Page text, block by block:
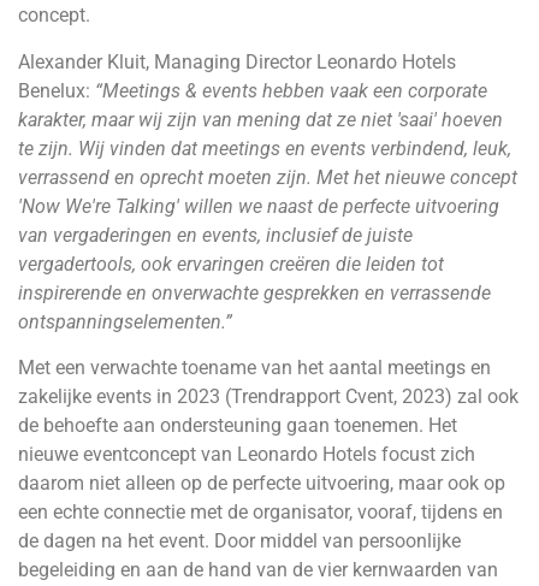
concept.
Alexander Kluit, Managing Director Leonardo Hotels
Benelux: “Meetings & events hebben vaak een corporate
karakter, maar wij zijn van mening dat ze niet 'saai' hoeven
te zijn. Wij vinden dat meetings en events verbindend, leuk,
verrassend en oprecht moeten zijn. Met het nieuwe concept
'Now We're Talking' willen we naast de perfecte uitvoering
van vergaderingen en events, inclusief de juiste
vergadertools, ook ervaringen creëren die leiden tot
inspirerende en onverwachte gesprekken en verrassende
ontspanningselementen.”
Met een verwachte toename van het aantal meetings en
zakelijke events in 2023 (Trendrapport Cvent, 2023) zal ook
de behoefte aan ondersteuning gaan toenemen. Het
nieuwe eventconcept van Leonardo Hotels focust zich
daarom niet alleen op de perfecte uitvoering, maar ook op
een echte connectie met de organisator, vooraf, tijdens en
de dagen na het event. Door middel van persoonlijke
begeleiding en aan de hand van de vier kernwaarden van